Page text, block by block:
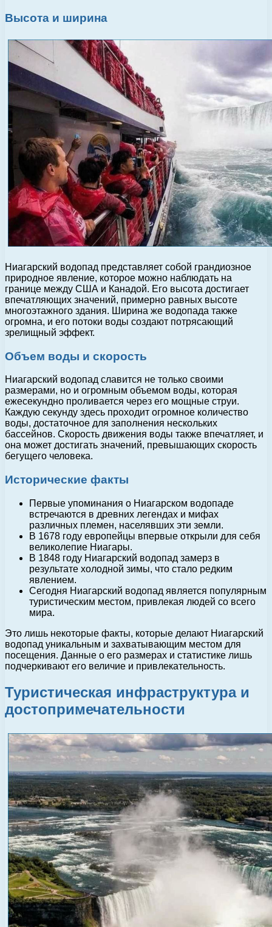
Высота и ширина
Ниагарский водопад представляет собой грандиозное
природное явление, которое можно наблюдать на
границе между США и Канадой. Его высота достигает
впечатляющих значений, примерно равных высоте
многоэтажного здания. Ширина же водопада также
огромна, и его потоки воды создают потрясающий
зрелищный эффект.
Объем воды и скорость
Ниагарский водопад славится не только своими
размерами, но и огромным объемом воды, которая
ежесекундно проливается через его мощные струи.
Каждую секунду здесь проходит огромное количество
воды, достаточное для заполнения нескольких
бассейнов. Скорость движения воды также впечатляет, и
она может достигать значений, превышающих скорость
бегущего человека.
Исторические факты
Первые упоминания о Ниагарском водопаде
встречаются в древних легендах и мифах
различных племен, населявших эти земли.
В 1678 году европейцы впервые открыли для себя
великолепие Ниагары.
В 1848 году Ниагарский водопад замерз в
результате холодной зимы, что стало редким
явлением.
Сегодня Ниагарский водопад является популярным
туристическим местом, привлекая людей со всего
мира.
Это лишь некоторые факты, которые делают Ниагарский
водопад уникальным и захватывающим местом для
посещения. Данные о его размерах и статистике лишь
подчеркивают его величие и привлекательность.
Туристическая инфраструктура и
достопримечательности